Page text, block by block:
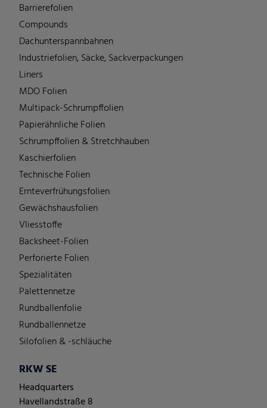
Barrierefolien
Compounds
Dachunterspannbahnen
Industriefolien, Säcke, Sackverpackungen
Liners
MDO Folien
Multipack-Schrumpffolien
Papierähnliche Folien
Schrumpffolien & Stretchhauben
Kaschierfolien
Technische Folien
Ernteverfrühungsfolien
Gewächshausfolien
Vliesstoffe
Backsheet-Folien
Perforierte Folien
Spezialitäten
Palettennetze
Rundballenfolie
Rundballennetze
Silofolien & -schläuche
RKW SE
Headquarters
Havellandstraße 8